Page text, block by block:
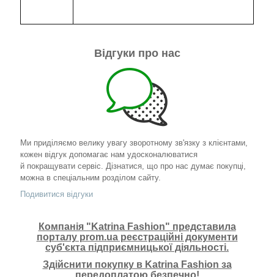
Відгуки про нас
Ми приділяємо велику увагу зворотному зв'язку з клієнтами,
кожен відгук допомагає нам удосконалюватися
й покращувати сервіс. Дізнатися, що про нас думає покупці,
можна в спеціальним розділом сайту.
Подивитися відгуки
Компанія "Katrina Fashion" представила
порталу prom.ua реєстраційні документи
суб'єкта підприємницької діяльності.
Здійснити покупку в Katrina Fashion за